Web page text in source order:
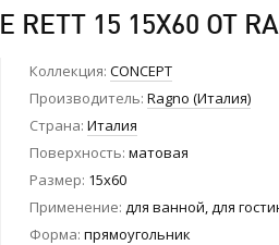
15 15X60 ОТ
Коллекция CONCEPT
Производитель Ragno (Италия)
Страна Италия
Поверхность матовая
Размер 15x60
Применение для ванной, для
Форма прямоугольник